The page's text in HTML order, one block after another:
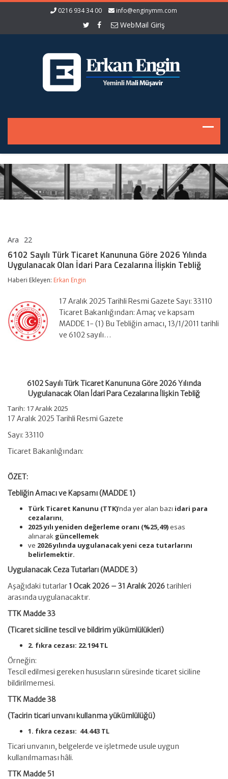
0216 934 34 00 info@enginymm.com
WebMail Giriş
Ara 22
Türk
Ticaret
Göre
Yılında
Uygulanacak
Olan
İdari
Para
6102 Sayılı Türk Ticaret Kanununa Göre 2026 Yılında
Uygulanacak Olan İdari Para Cezalarına İlişkin Tebliğ
Haberi Ekleyen: Erkan Engin
17 Aralık 2025 Tarihli Resmi Gazete Sayı: 33110
Ticaret Bakanlığından: Amaç ve kapsam
MADDE 1- (1) Bu Tebliğin amacı, 13/1/2011 tarihli
ve 6102 sayılı…
6102 Sayılı Türk Ticaret Kanununa Göre 2026 Yılında
Uygulanacak Olan İdari Para Cezalarına İlişkin Tebliğ
Tarih: 17 Aralık 2025
17 Aralık 2025 Tarihli Resmi Gazete
Sayı: 33110
Ticaret Bakanlığından:
ÖZET:
Tebliğin Amacı ve Kapsamı (MADDE 1)
Türk Ticaret Kanunu (TTK)’nda yer alan bazı idari para
cezalarını,
2025 yılı yeniden değerleme oranı (%25,49)esas
alınarak güncellemek
ve 2026 yılında uygulanacak yeni ceza tutarlarını
belirlemektir.
Uygulanacak Ceza Tutarları (MADDE 3)
Aşağıdaki tutarlar1 Ocak 2026 – 31 Aralık 2026tarihleri
arasında uygulanacaktır.
TTK Madde 33
(Ticaret siciline tescil ve bildirim yükümlülükleri)
2. fıkra cezası: 22.194 TL
Örneğin:
Tescil edilmesi gereken hususların süresinde ticaret siciline
bildirilmemesi.
TTK Madde 38
(Tacirin ticari unvanı kullanma yükümlülüğü)
1. fıkra cezası: 44.443 TL
Ticari unvanın, belgelerde ve işletmede usule uygun
kullanılmaması hâli.
TTK Madde 51